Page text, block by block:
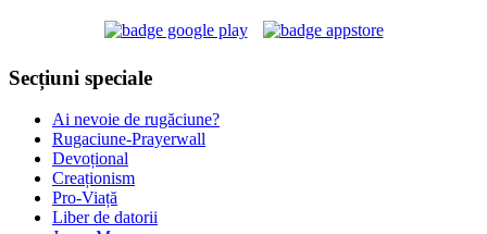
Secțiuni speciale
Ai nevoie de rugăciune?
Rugaciune-Prayerwall
Devoțional
Creaționism
Pro-Viață
Liber de datorii